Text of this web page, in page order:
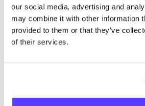
our social media, advertising and
may combine it with other information
provided to them or that they’ve
of their services.